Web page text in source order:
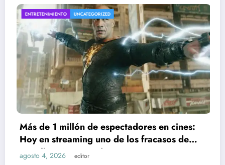
UNCATEGORIZED
de espectadores en cines:
uno de los fracasos de
caros de 2022
editor
INTERESANTE
Por qué